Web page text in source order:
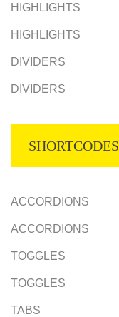
HIGHLIGHTS
HIGHLIGHTS
DIVIDERS
DIVIDERS
SHORTCODES
ACCORDIONS
ACCORDIONS
TOGGLES
TOGGLES
TABS